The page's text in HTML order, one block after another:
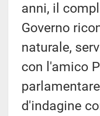
anni, il
Governo
naturale,
con l'amico
d'indagine